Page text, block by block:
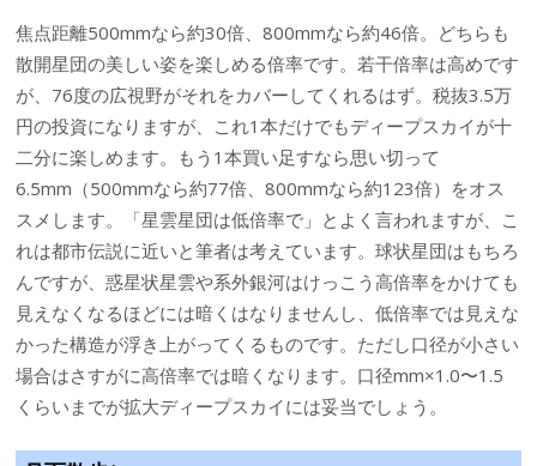
焦点距離500mmなら約30倍、800mmなら約46倍。どちらも
散開星団の美しい姿を楽しめる倍率です。若干倍率は高めです
が、76度の広視野がそれをカバーしてくれるはず。税抜3.5万
円の投資になりますが、これ1本だけでもディープスカイが十
二分に楽しめます。もう1本買い足すなら思い切って
6.5mm（500mmなら約77倍、800mmなら約123倍）をオス
スメします。「星雲星団は低倍率で」とよく言われますが、こ
れは都市伝説に近いと筆者は考えています。球状星団はもちろ
んですが、惑星状星雲や系外銀河はけっこう高倍率をかけても
見えなくなるほどには暗くはなりませんし、低倍率では見えな
かった構造が浮き上がってくるものです。ただし口径が小さい
場合はさすがに高倍率では暗くなります。口径mm×1.0〜1.5
くらいまでが拡大ディープスカイには妥当でしょう。